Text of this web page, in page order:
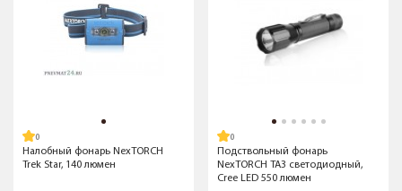
Налобный фонарь NexTORCH
Trek Star, 140 люмен
Подствольный фонарь
NexTORCH TA3 светодиодный,
Cree LED 550 люмен